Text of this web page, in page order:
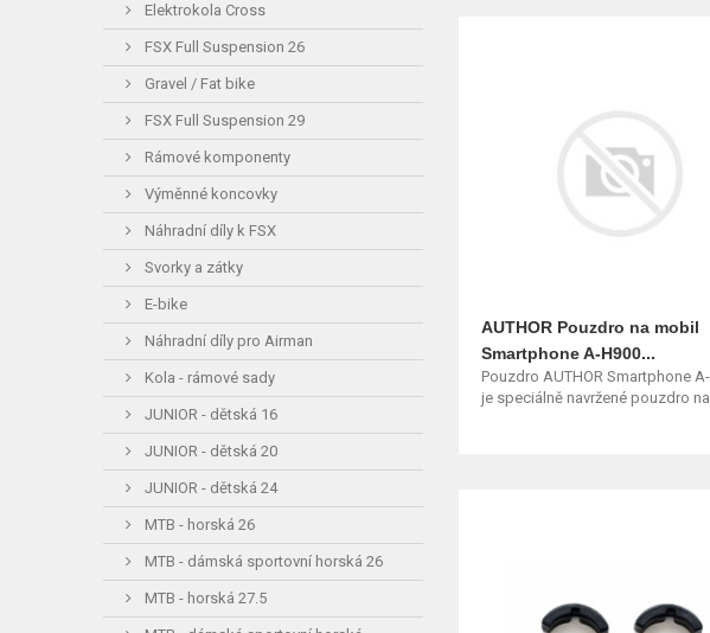
Elektrokola Cross
FSX Full Suspension 26
Gravel / Fat bike
FSX Full Suspension 29
Rámové komponenty
Výměnné koncovky
Náhradní díly k FSX
Svorky a zátky
E-bike
Náhradní díly pro Airman
Kola - rámové sady
JUNIOR - dětská 16
JUNIOR - dětská 20
JUNIOR - dětská 24
MTB - horská 26
MTB - dámská sportovní horská 26
MTB - horská 27.5
AUTHOR Pouzdro na mobil
Smartphone A-H900...
Pouzdro AUTHOR Smartphone
je speciálně navržené pouzdro